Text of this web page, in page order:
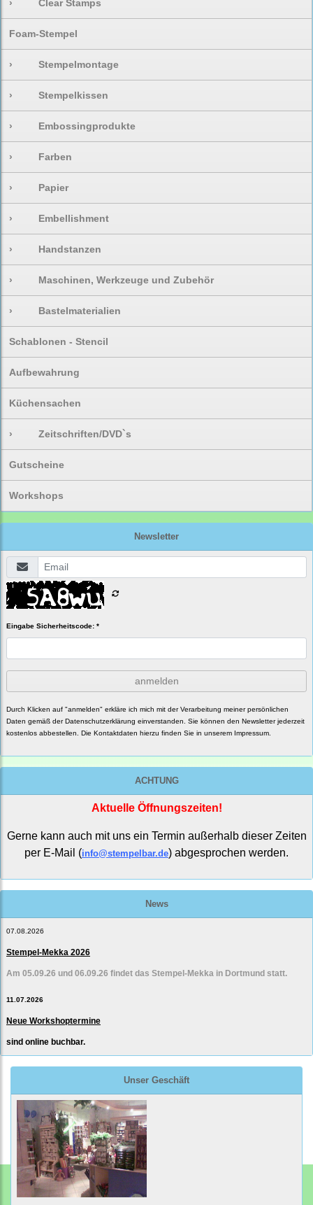
› Clear Stamps
Foam-Stempel
› Stempelmontage
› Stempelkissen
› Embossingprodukte
› Farben
› Papier
› Embellishment
› Handstanzen
› Maschinen, Werkzeuge und Zubehör
› Bastelmaterialien
Schablonen - Stencil
Aufbewahrung
Küchensachen
› Zeitschriften/DVD`s
Gutscheine
Workshops
Newsletter
Eingabe Sicherheitscode: *
anmelden
Durch Klicken auf "anmelden" erkläre ich mich mit der Verarbeitung meiner persönlichen
Daten gemäß derDatenschutzerklärung einverstanden. Sie können den Newsletter jederzeit
kostenlos abbestellen. Die Kontaktdaten hierzu finden Sie in unserem Impressum.
ACHTUNG
Aktuelle Öffnungszeiten!
Gerne kann auch mit uns ein Termin außerhalb dieser Zeiten
per E-Mail (info@stempelbar.de) abgesprochen werden.
News
07.08.2026
Stempel-Mekka 2026
Am 05.09.26 und 06.09.26 findet das Stempel-Mekka in Dortmund statt.
11.07.2026
Neue Workshoptermine
sind online buchbar.
Unser Geschäft